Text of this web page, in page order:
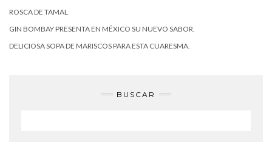
ROSCA DE TAMAL
GIN BOMBAY PRESENTA EN MÉXICO SU NUEVO SABOR.
DELICIOSA SOPA DE MARISCOS PARA ESTA CUARESMA.
BUSCAR